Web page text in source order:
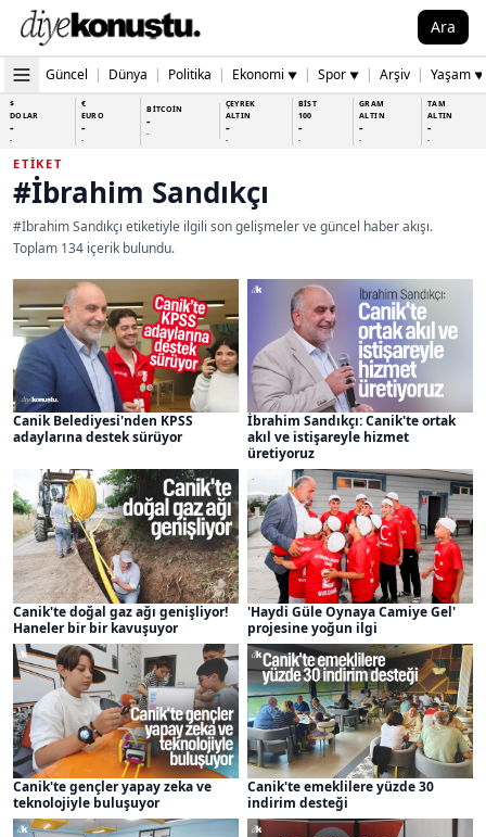
Ara
Güncel | Dünya | Politika | Ekonomi ▼ | Spor ▼ | Arşiv | Yaşam ▼
$
DOLAR
-
-
€
EURO
-
-
BİTCOİN
-
-
ÇEYREK
ALTIN
-
-
BİST
100
-
-
GRAM
ALTIN
-
-
TAM
ALTIN
-
-
ETIKET
#İbrahim Sandıkçı
#İbrahim Sandıkçı etiketiyle ilgili son gelişmeler ve güncel haber akışı.
Toplam 134 içerik bulundu.
Canik Belediyesi'nden KPSS
adaylarına destek sürüyor
İbrahim Sandıkçı: Canik'te ortak
akıl ve istişareyle hizmet
üretiyoruz
Canik'te doğal gaz ağı genişliyor!
Haneler bir bir kavuşuyor
'Haydi Güle Oynaya Camiye Gel'
projesine yoğun ilgi
Canik'te gençler yapay zeka ve
teknolojiyle buluşuyor
Canik'te emeklilere yüzde 30
indirim desteği